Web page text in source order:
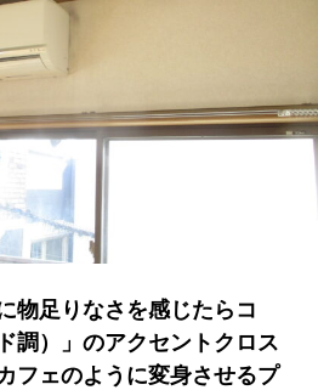
物足りなさを感じたらコ
調）」のアクセントクロス
フェのように変身させるプ